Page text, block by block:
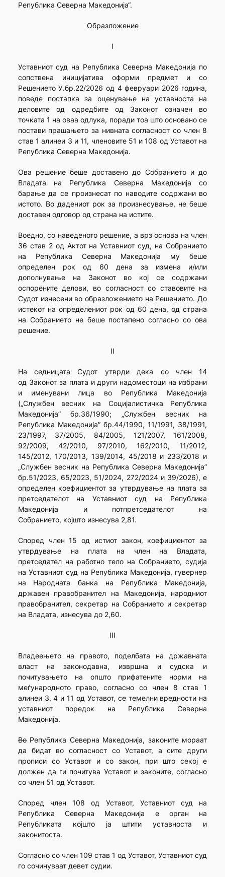
Република Северна Македонија“.
Образложение
I
Уставниот суд на Република Северна Македонија по
сопствена иницијатива оформи предмет и со
Решението У.бр.22/2026 од 4 февруари 2026 година,
поведе постапка за оценување на уставноста на
деловите од одредбите од Законот означен во
точката 1 на оваа одлука, поради тоа што основано се
постави прашањето за нивната согласност со член 8
став 1 алинеи 3 и 11, членовите 51 и 108 од Уставот на
Република Северна Македонија.
Ова решение беше доставено до Собранието и до
Владата на Република Северна Македонија со
барање да се произнесат по наводите содржани во
истото. Во дадениот рок за произнесување, не беше
доставен одговор од страна на истите.
Воедно, со наведеното решение, а врз основа на член
36 став 2 од Актот на Уставниот суд, на Собранието
на Република Северна Македонија му беше
определен рок од 60 дена за измена и/или
дополнување на Законот во кој се содржани
оспорените делови, во согласност со ставовите на
Судот изнесени во образложението на Решението. До
истекот на определениот рок од 60 дена, од страна
на Собранието не беше постапено согласно со ова
решение.
II
На седницата Судот утврди дека со член 14
од Законот за плата и други надоместоци на избрани
и именувани лица во Република Македонија
(„Службен весник на Сoцијалистичка Република
Македонија” бр.36/1990; „Службен весник на
Република Македонија” бр.44/1990, 11/1991, 38/1991,
23/1997, 37/2005, 84/2005, 121/2007, 161/2008,
92/2009, 42/2010, 97/2010, 162/2010, 11/2012,
145/2012, 170/2013, 139/2014, 45/2018 и 233/2018 и
„Службен весник на Република Северна Македонија”
бр.51/2023, 65/2023, 51/2024, 272/2024 и 39/2026), е
определен коефициентот за утврдување на плата за
претседателот на Уставниот суд на Република
Македонија и потпретседателот на
Собранието, којшто изнесува 2,81.
Според член 15 од истиот закон, коефициентот за
утврдување на плата на член на Владата,
претседател на работно тело на Собранието, судија
на Уставниот суд на Република Македонија, гувернер
на Народната банка на Република Македонија,
државен правобранител на Македонија, народниот
правобранител, секретар на Собранието и секретар
на Владата, изнесува до 2,60.
III
Владеењето на правото, поделбата на државната
власт на законодавна, извршна и судска и
почитувањето на општо прифатените норми на
меѓународното право, согласно со член 8 став 1
алинеи 3, 4 и 11 од Уставот, се темелни вредности на
уставниот поредок на Република Северна
Македонија.
ВоРепублика Северна Македонија, законите мораат
да бидат во согласност со Уставот, а сите други
прописи со Уставот и со закон, при што секој е
должен да ги почитува Уставот и законите, согласно
со член 51 од Уставот.
Според член 108 од Уставот, Уставниот суд на
Република Северна Македонија е орган на
Републиката којшто ја штити уставноста и
законитоста.
Согласно со член 109 став 1 од Уставот, Уставниот суд
го сочинуваат девет судии.